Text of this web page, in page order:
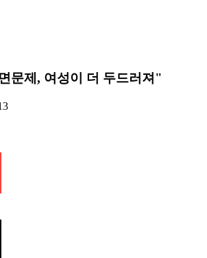
문제, 여성이 더 두드러져"